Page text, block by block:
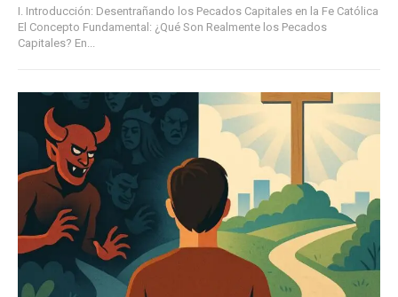
I. Introducción: Desentrañando los Pecados Capitales en la Fe Católica
El Concepto Fundamental: ¿Qué Son Realmente los Pecados
Capitales? En...